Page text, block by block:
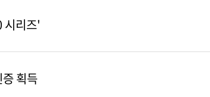
시리즈'
획득